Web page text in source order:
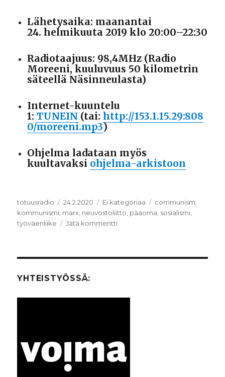
Lähetysaika: maanantai
24. helmikuuta 2019 klo 20:00–22:30
Radiotaajuus: 98,4MHz (Radio
Moreeni, kuuluvuus 50 kilometrin
säteellä Näsinneulasta)
Internet-kuuntelu
1:TUNEIN (tai:http://153.1.15.29:808
0/moreeni.mp3)
Ohjelma ladataan myös
kuultavaksi ohjelma-arkistoon
Kirjoittaja
totuusradio Julkaistu
24.2.2020 Kategoriat
Ei kategoriaa Avainsanat
communism,
kommunismi, marx, neuvostoliitto, pääoma, sosialismi,
työväenliike
Jätä kommentti
YHTEISTYÖSSÄ: